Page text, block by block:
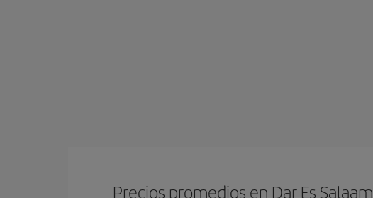
Precios promedios en Dar Es Salaam